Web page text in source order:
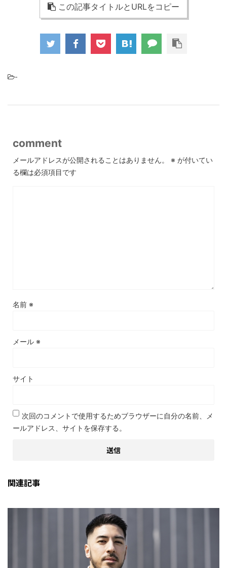
この記事タイトルとURLをコピー
-
comment
メールアドレスが公開されることはありません。 ※ が付いてい
る欄は必須項目です
名前 ※
メール ※
サイト
次回のコメントで使用するためブラウザーに自分の名前、メ
ールアドレス、サイトを保存する。
関連記事